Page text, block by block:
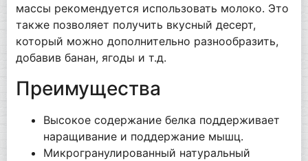
массы рекомендуется использовать молоко. Это
также позволяет получить вкусный десерт,
который можно дополнительно разнообразить,
добавив банан, ягоды и т.д.
Преимущества
Высокое содержание белка поддерживает
наращивание и поддержание мышц.
Микрогранулированный натуральный